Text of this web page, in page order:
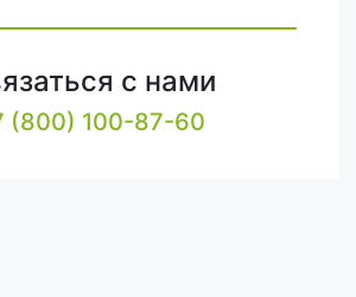
с нами
(800) 100-87-60